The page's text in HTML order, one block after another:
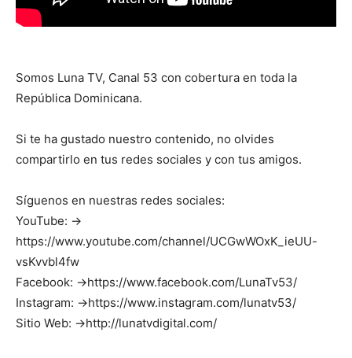
Somos Luna TV, Canal 53 con cobertura en toda la
República Dominicana.
Si te ha gustado nuestro contenido, no olvides
compartirlo en tus redes sociales y con tus amigos.
Síguenos en nuestras redes sociales:
YouTube: →
https://www.youtube.com/channel/UCGwWOxK_ieUU-
vsKvvbl4fw
Facebook: →https://www.facebook.com/LunaTv53/
Instagram: →https://www.instagram.com/lunatv53/
Sitio Web: →http://lunatvdigital.com/